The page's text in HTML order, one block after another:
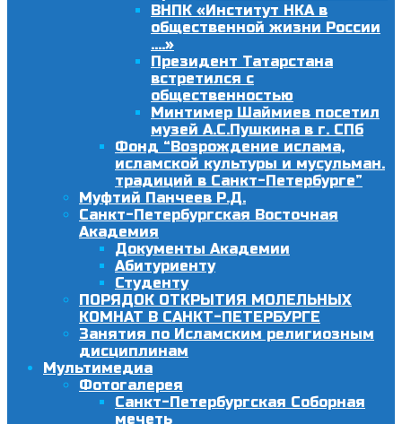
ВНПК «Институт НКА в
общественной жизни России
….»
Президент Татарстана
встретился с
общественностью
Минтимер Шаймиев посетил
музей А.С.Пушкина в г. СПб
Фонд “Возрождение ислама,
исламской культуры и мусульман.
традиций в Санкт-Петербурге”
Муфтий Панчеев Р.Д.
Санкт-Петербургская Восточная
Академия
Документы Академии
Абитуриенту
Студенту
ПОРЯДОК ОТКРЫТИЯ МОЛЕЛЬНЫХ
КОМНАТ В САНКТ-ПЕТЕРБУРГЕ
Занятия по Исламским религиозным
дисциплинам
Мультимедиа
Фотогалерея
Санкт-Петербургская Соборная
мечеть